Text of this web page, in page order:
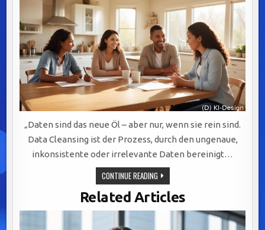
„Daten sind das neue Öl – aber nur, wenn sie rein sind.
Data Cleansing ist der Prozess, durch den ungenaue,
inkonsistente oder irrelevante Daten bereinigt…
CONTINUE READINGDATA
CLEANSING:
DER
SCHLÜSSEL
ZUR
WERTSCHÖPFUNG
Related Articles